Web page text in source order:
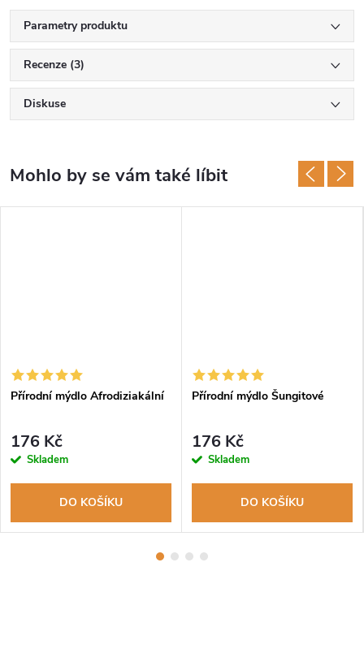
Parametry produktu
Recenze (3)
Diskuse
Přírodní mýdlo Afrodiziakální
176 Kč
Skladem
DO KOŠÍKU
Přírodní mýdlo Šungitové
176 Kč
Skladem
DO KOŠÍKU